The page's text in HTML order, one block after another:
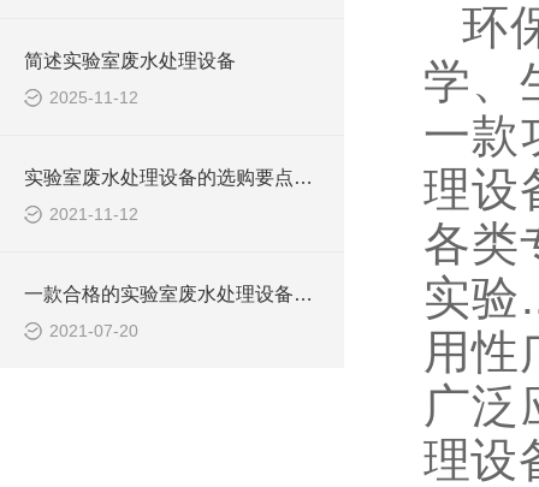
简述实验室废水处理设备
2025-11-12
实验室废水处理设备的选购要点，你知道多少？
2021-11-12
一款合格的实验室废水处理设备有哪些性能要求和组成结构？
2021-07-20
环
学、
一款
理设
各类
实验
用性
广泛
理设